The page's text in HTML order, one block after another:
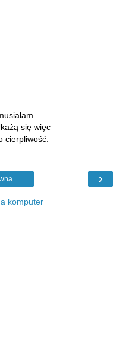
się więc
cierpliwość.
›
komputer